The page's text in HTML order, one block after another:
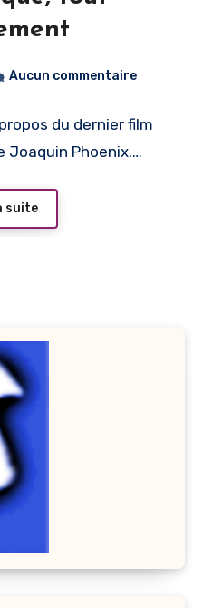
Aucun commentaire
du dernier film
Phoenix.…
suite